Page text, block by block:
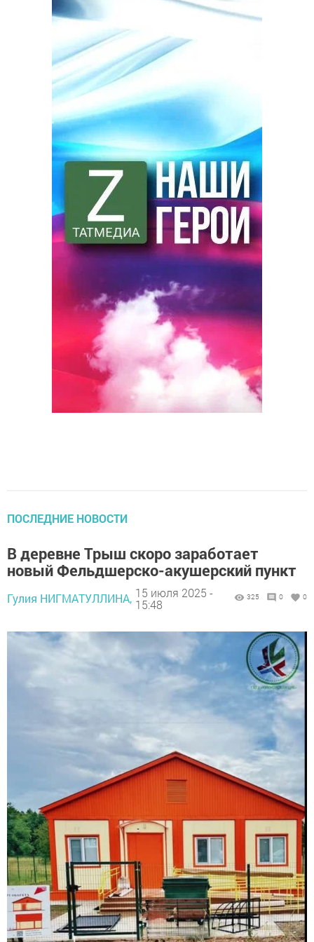
ПОСЛЕДНИЕ НОВОСТИ
В деревне Трыш скоро заработает
новый Фельдшерско-акушерский пункт
Гулия НИГМАТУЛЛИНА, 15 июля 2025 -
15:48
325 0 0